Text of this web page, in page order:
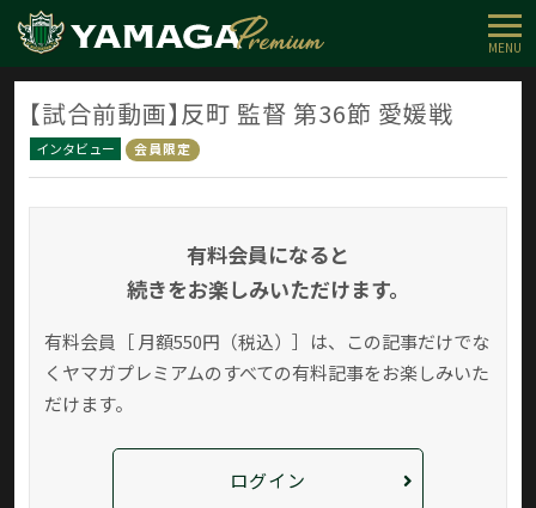
MENU
【試合前動画】反町 監督 第36節 愛媛戦
インタビュー 会員限定
有料会員になると
続きをお楽しみいただけます。
有料会員［ 月額550円（税込）］は、この記事だけでな
く ヤマガプレミアムのすべての有料記事をお楽しみいた
だけます。
ログイン